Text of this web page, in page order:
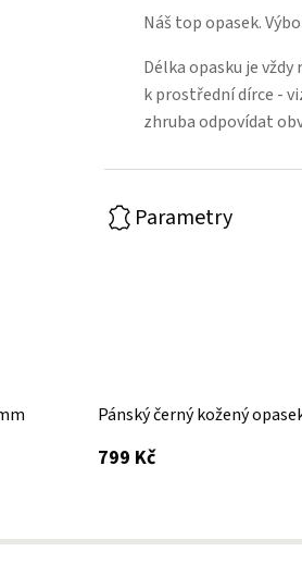
Náš top opasek.
Délka opasku je
k prostřední dírce -
zhruba odpovídat
Parametry
Pánský černý kožený
799 Kčs DPH